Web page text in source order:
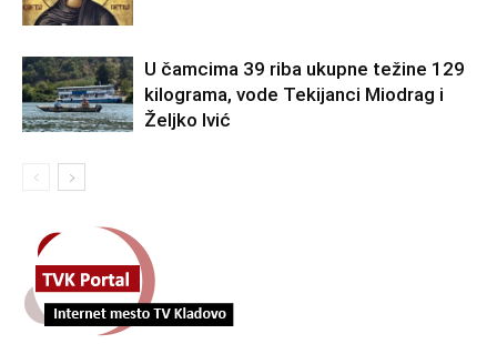
U čamcima 39 riba ukupne težine 129
kilograma, vode Tekijanci Miodrag i
Željko Ivić